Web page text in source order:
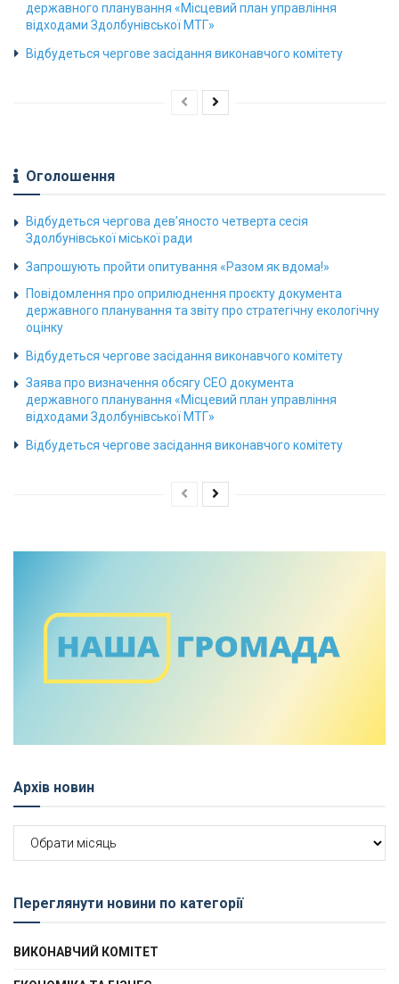
державного планування «Місцевий план управління
відходами Здолбунівської МТГ»
Відбудеться чергове засідання виконавчого комітету
Оголошення
Відбудеться чергова дев’яносто четверта сесія
Здолбунівської міської ради
Запрошують пройти опитування «Разом як вдома!»
Повідомлення про оприлюднення проєкту документа
державного планування та звіту про стратегічну екологічну
оцінку
Відбудеться чергове засідання виконавчого комітету
Заява про визначення обсягу СЕО документа
державного планування «Місцевий план управління
відходами Здолбунівської МТГ»
Відбудеться чергове засідання виконавчого комітету
Архів новин
новин
Переглянути новини по категорії
ВИКОНАВЧИЙ КОМІТЕТ